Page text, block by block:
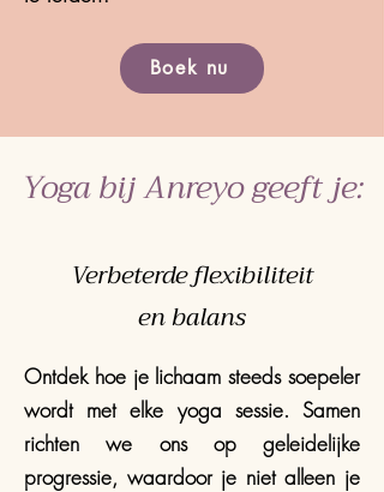
Boek nu
Yoga bij Anreyo geeft je:
Verbeterde flexibiliteit
en balans
Ontdek hoe je lichaam steeds soepeler
wordt met elke yoga sessie. Samen
richten we ons op geleidelijke
progressie, waardoor je niet alleen je